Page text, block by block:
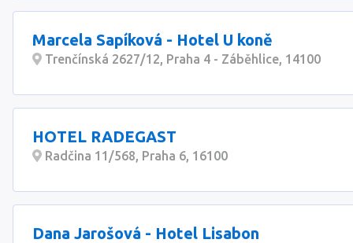
Marcela Sapíková - Hotel U koně
Trenčínská 2627/12, Praha 4 - Záběhlice, 14100
HOTEL RADEGAST
Radčina 11/568, Praha 6, 16100
Dana Jarošová - Hotel Lisabon